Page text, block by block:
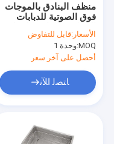
منظف ​​البنادق بالموجات
فوق الصوتية للدبابات
العسكرية الواحدة لتنظيف
البندقية / البندقية
الأسعار:قابل للتفاوض
MOQ: وحدة 1
أحصل على آخر سعر
ﺎﺘﺼﻟ ﺍﻶﻧ